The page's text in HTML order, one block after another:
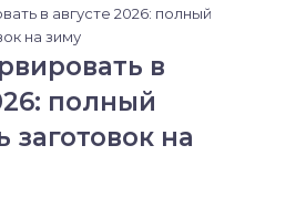
в
полный
заготовок на